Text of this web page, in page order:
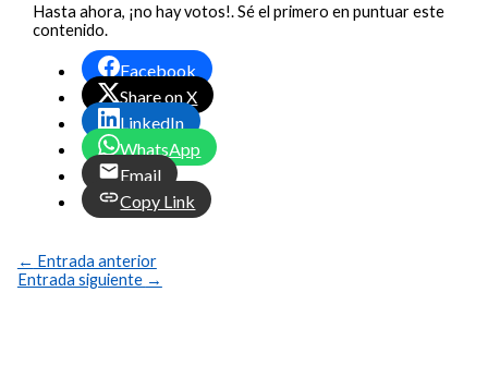
Hasta ahora, ¡no hay votos!. Sé el primero en puntuar este
contenido.
Facebook
Share on X
LinkedIn
WhatsApp
Email
Copy Link
← Entrada anterior
Entrada siguiente →